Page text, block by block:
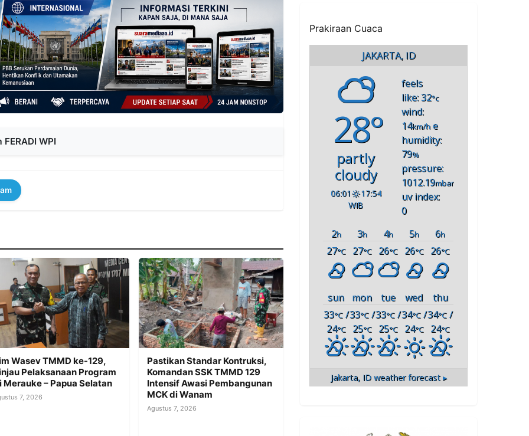
WPI
Wasev TMMD ke-129,
Pelaksanaan Program
Merauke – Papua Selatan
7, 2026
Pastikan Standar Kontruksi,
Komandan SSK TMMD 129
Intensif Awasi Pembangunan
MCK di Wanam
Agustus 7, 2026
Prakiraan Cuaca
JAKARTA, ID
28°
partly
cloudy
06:01
17:54
WIB
feels
like: 32°c
wind:
14km/h e
humidity:
79%
pressure:
1012.19mbar
uv index:
0
2h 3h 4h 5h 6h
27°C 27°C 26°C 26°C 26°C
sun mon tue wed
thu
33°C/
24°C
33°C/
25°C
33°C/
25°C
34°C/
24°C
34°C /
24°C
Jakarta, IDweather forecast ▸